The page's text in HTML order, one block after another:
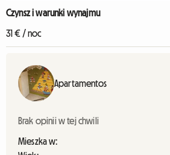
Czynsz i warunki wynajmu
31 € / noc
Apartamentos
Brak opinii w tej chwili
Mieszka w: